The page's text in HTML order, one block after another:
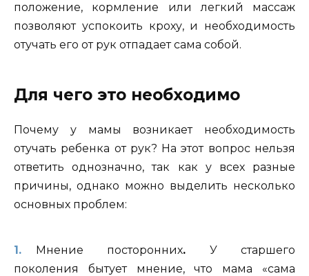
положение, кормление или легкий массаж
позволяют успокоить кроху, и необходимость
отучать его от рук отпадает сама собой.
Для чего это необходимо
Почему у мамы возникает необходимость
отучать ребенка от рук? На этот вопрос нельзя
ответить однозначно, так как у всех разные
причины, однако можно выделить несколько
основных проблем:
Мнение посторонних. У старшего
поколения бытует мнение, что мама «сама